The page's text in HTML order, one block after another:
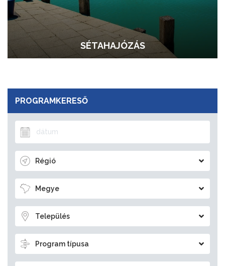
SÉTAHAJÓZÁS
PROGRAMKERESŐ
Régió
Megye
Település
Program típusa